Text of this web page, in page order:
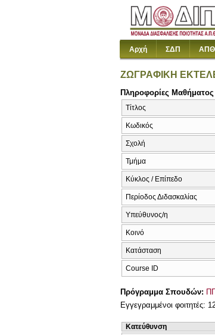
Αρχή ΣΔΠ ΑΠΘ
ΖΩΓΡΑΦΙΚΗ
Πληροφορίες Μαθήματος
Τίτλος
Κωδικός
Σχολή
Τμήμα
Κύκλος / Επίπεδο
Περίοδος Διδασκαλίας
Υπεύθυνος/η
Κοινό
Κατάσταση
Course ID
Πρόγραμμα Σπουδών:
Εγγεγραμμένοι φοιτητές:
Κατεύθυνση